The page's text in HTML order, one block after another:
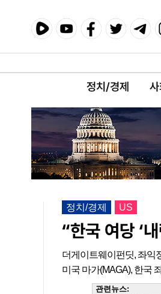
정치/경제
정치/경제 US
“한국 여당 ‘
더게이트웨이펀딧, 좌익
미국 마가(MAGA), 한국
관련뉴스: